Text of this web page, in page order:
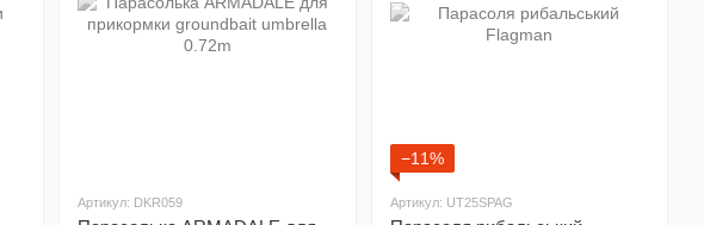
Артикул: DKR059
−11%
Артикул: UT25SPAG